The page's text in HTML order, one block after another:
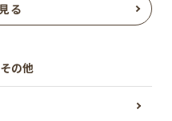
る
その他